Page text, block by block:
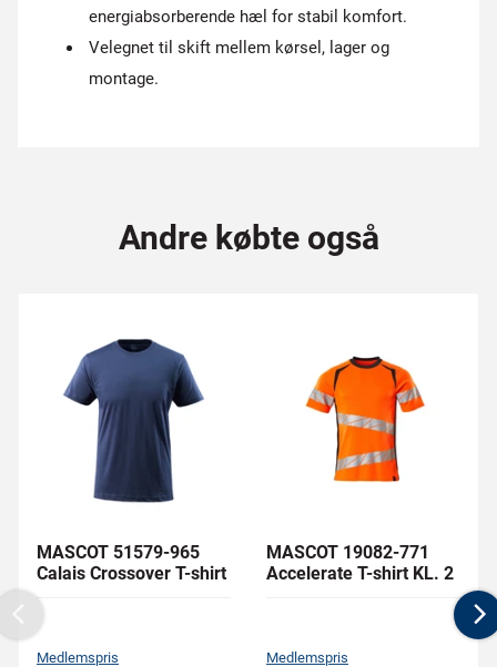
energiabsorberende hæl for stabil komfort.
Velegnet til skift mellem kørsel, lager og
montage.
Andre købte også
MASCOT 51579-965
Calais Crossover T-shirt
Medlemspris
MASCOT 19082-771
Accelerate T-shirt KL. 2
Medlemspris
Previous